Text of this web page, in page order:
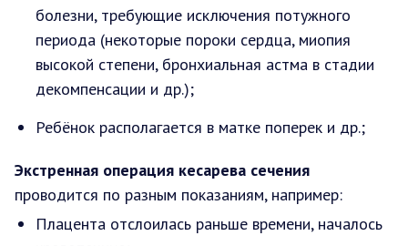
болезни, требующие исключения потужного
периода (некоторые пороки сердца, миопия
высокой степени, бронхиальная астма в стадии
декомпенсации и др.);
Ребёнок располагается в матке поперек и др.;
Экстренная операция кесарева сечения
проводится по разным показаниям, например:
Плацента отслоилась раньше времени, началось